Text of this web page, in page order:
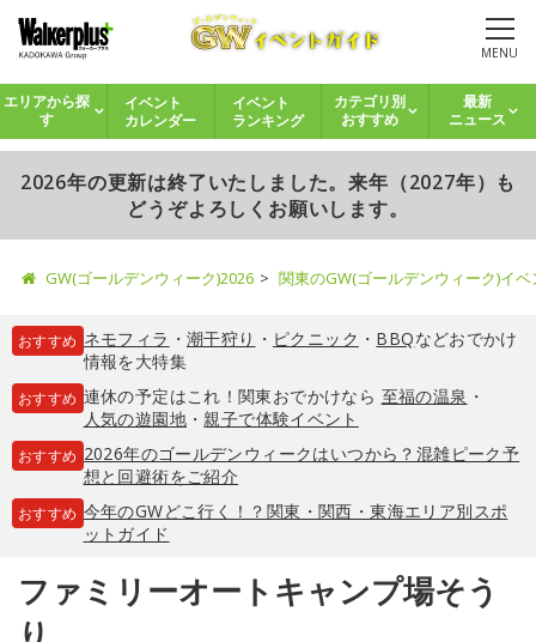
MENU
エリアから探
す
イベント
カレンダー
イベント
ランキング
カテゴリ別
おすすめ
最新
ニュース
2026年の更新は終了いたしました。来年（2027年）も
どうぞよろしくお願いします。
GW(ゴールデンウィーク)2026 関東のGW(ゴールデンウィーク)イ
おすすめ ネモフィラ ・ 潮干狩り ・ ピクニック ・ BBQなどおでかけ
情報を大特集
おすすめ 連休の予定はこれ！関東おでかけなら 至福の温泉 ・
人気の遊園地・親子で体験イベント
おすすめ 2026年のゴールデンウィークはいつから？混雑ピーク予
想と回避術をご紹介
おすすめ 今年のGWどこ行く！？関東・関西・東海エリア別スポ
ットガイド
ファミリーオートキャンプ場そう